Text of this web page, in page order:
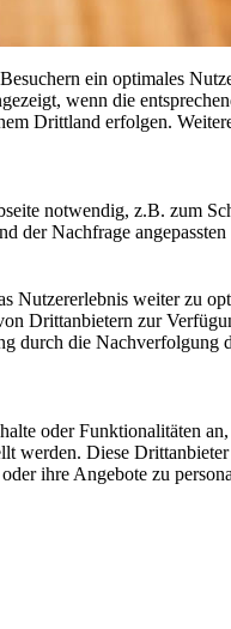
ein optimales
wenn die
Drittland erfolgen.
notwendig, z.B. zum
der Nachfrage
Nutzererlebnis weiter zu
Drittanbietern zur
durch die Nachverfolgung
oder Funktionalitäten
werden. Diese
ihre Angebote zu